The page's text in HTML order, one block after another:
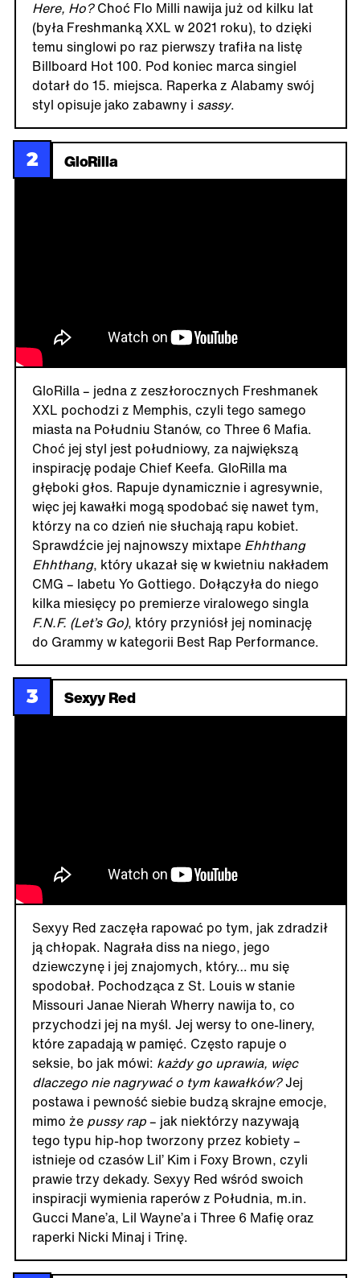
Here, Ho?Choć Flo Milli nawija już od kilku lat
(była Freshmanką XXL w 2021 roku), to dzięki
temu singlowi po raz pierwszy trafiła na listę
Billboard Hot 100. Pod koniec marca singiel
dotarł do 15. miejsca. Raperka z Alabamy swój
styl opisuje jako zabawny i sassy.
2 GloRilla
GloRilla – jedna z zeszłorocznych Freshmanek
XXL pochodzi z Memphis, czyli tego samego
miasta na Południu Stanów, co Three 6 Mafia.
Choć jej styl jest południowy, za największą
inspirację podaje Chief Keefa. GloRilla ma
głęboki głos. Rapuje dynamicznie i agresywnie,
więc jej kawałki mogą spodobać się nawet tym,
którzy na co dzień nie słuchają rapu kobiet.
Sprawdźcie jej najnowszy mixtape Ehhthang
Ehhthang, który ukazał się w kwietniu nakładem
CMG – labetu Yo Gottiego. Dołączyła do niego
kilka miesięcy po premierze viralowego singla
F.N.F. (Let’s Go), który przyniósł jej nominację
do Grammy w kategorii Best Rap Performance.
3 Sexyy Red
Sexyy Red zaczęła rapować po tym, jak zdradził
ją chłopak. Nagrała diss na niego, jego
dziewczynę i jej znajomych, który… mu się
spodobał. Pochodząca z St. Louis w stanie
Missouri Janae Nierah Wherry nawija to, co
przychodzi jej na myśl. Jej wersy to one-linery,
które zapadają w pamięć. Często rapuje o
seksie, bo jak mówi: każdy go uprawia, więc
dlaczego nie nagrywać o tym kawałków?Jej
postawa i pewność siebie budzą skrajne emocje,
mimo że pussy rap– jak niektórzy nazywają
tego typu hip-hop tworzony przez kobiety –
istnieje od czasów Lil’ Kim i Foxy Brown, czyli
prawie trzy dekady. Sexyy Red wśród swoich
inspiracji wymienia raperów z Południa, m.in.
Gucci Mane’a, Lil Wayne’a i Three 6 Mafię oraz
raperki Nicki Minaj i Trinę.